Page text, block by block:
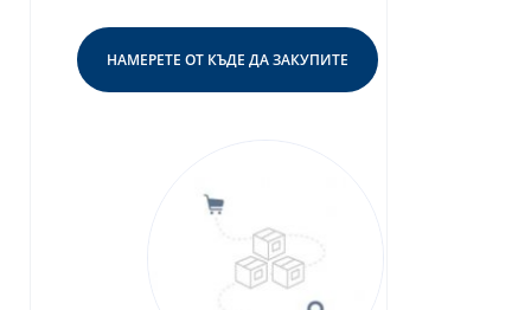
НАМЕРЕТЕ ОТ КЪДЕ ДА ЗАКУПИТЕ